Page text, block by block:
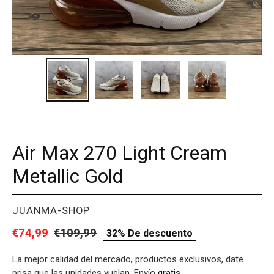
Air Max 270 Light Cream
Metallic Gold
PROVEEDOR
JUANMA-SHOP
Precio
venta
€74,99 Precio
€109,99
compare
32% De descuento
La mejor calidad del mercado, productos exclusivos, date